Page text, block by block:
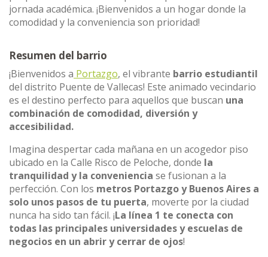
jornada académica. ¡Bienvenidos a un hogar donde la
comodidad y la conveniencia son prioridad!
Resumen del barrio
¡Bienvenidos a Portazgo, el vibrante barrio estudiantil
del distrito Puente de Vallecas! Este animado vecindario
es el destino perfecto para aquellos que buscan una
combinación de comodidad, diversión y
accesibilidad.
Imagina despertar cada mañana en un acogedor piso
ubicado en la Calle Risco de Peloche, donde la
tranquilidad y la conveniencia se fusionan a la
perfección. Con los metros Portazgo y Buenos Aires a
solo unos pasos de tu puerta, moverte por la ciudad
nunca ha sido tan fácil. ¡La línea 1 te conecta con
todas las principales universidades y escuelas de
negocios en un abrir y cerrar de ojos!